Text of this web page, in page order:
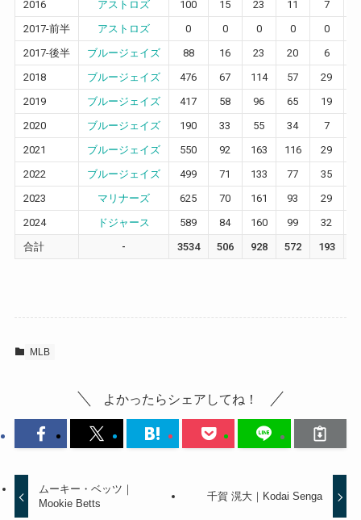
2016 アストロズ 100 15 23 11 7
2017-前半
アストロズ 0 0 0 0 0
2017-後半
ブルージェイズ 88 16 23 20 6
2018
ブルージェイズ 476 67 114 57 29
2019
ブルージェイズ 417 58 96 65 19
2020
ブルージェイズ 190 33 55 34 7
2021
ブルージェイズ 550 92 163 116 29
2022
ブルージェイズ 499 71 133 77 35
2023
マリナーズ 625 70 161 93 29
2024
ドジャース 589 84 160 99 32
合計
- 3534 506 928 572 193
MLB
よかったらシェアしてね！
ムーキー・ベッツ｜
Mookie Betts
千賀 滉大｜Kodai Senga